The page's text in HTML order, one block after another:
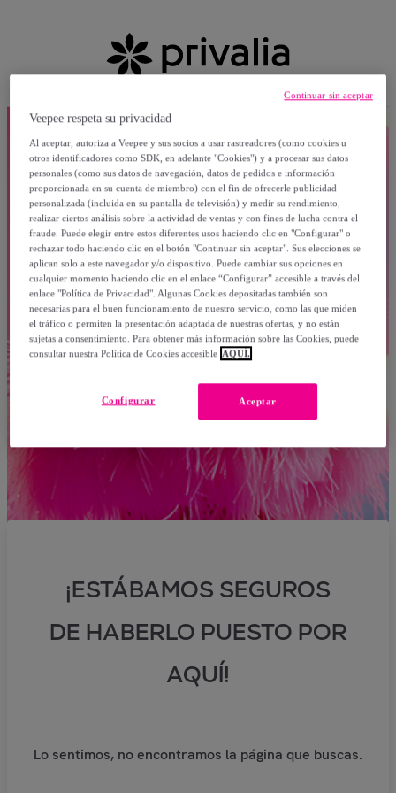
¡ESTÁBAMOS SEGUROS
DE HABERLO PUESTO POR
AQUÍ!
Lo sentimos, no encontramos la página que buscas.
Veepee respeta su privacidad
Al aceptar, autoriza a Veepee y sus socios a usar rastreadores (como cookies u
otros identificadores como SDK, en adelante "Cookies") y a procesar sus datos
personales (como sus datos de navegación, datos de pedidos e información
proporcionada en su cuenta de miembro) con el fin de ofrecerle publicidad
personalizada (incluida en su pantalla de televisión) y medir su rendimiento,
realizar ciertos análisis sobre la actividad de ventas y con fines de lucha contra el
fraude. Puede elegir entre estos diferentes usos haciendo clic en "Configurar" o
rechazar todo haciendo clic en el botón "Continuar sin aceptar". Sus elecciones se
aplican solo a este navegador y/o dispositivo. Puede cambiar sus opciones en
cualquier momento haciendo clic en el enlace “Configurar” accesible a través del
enlace "Política de Privacidad". Algunas Cookies depositadas también son
necesarias para el buen funcionamiento de nuestro servicio, como las que miden
el tráfico o permiten la presentación adaptada de nuestras ofertas, y no están
sujetas a consentimiento. Para obtener más información sobre las Cookies, puede
consultar nuestra Política de Cookies accesible AQUÍ.
Aceptar
Configurar
Continuar sin aceptar